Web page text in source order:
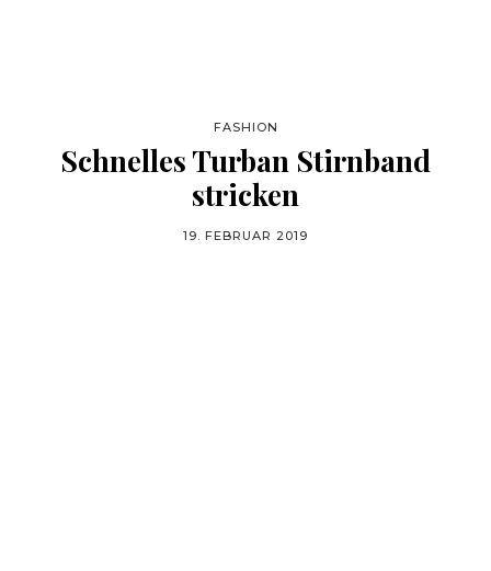
FASHION
Schnelles Turban Stirnband
stricken
19. FEBRUAR 2019